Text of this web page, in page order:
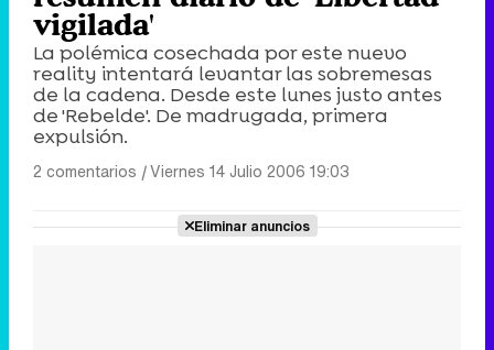
vigilada'
La polémica cosechada por este nuevo
reality intentará levantar las sobremesas
de la cadena. Desde este lunes justo antes
de 'Rebelde'. De madrugada, primera
expulsión.
2 comentarios |Viernes 14 Julio 2006 19:03
Eliminar anuncios